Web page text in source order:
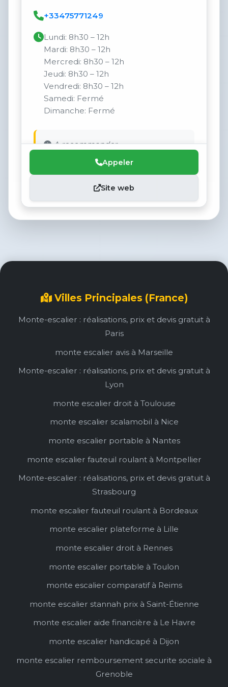
+33475771249
Lundi: 8h30 – 12h
Mardi: 8h30 – 12h
Mercredi: 8h30 – 12h
Jeudi: 8h30 – 12h
Vendredi: 8h30 – 12h
Samedi: Fermé
Dimanche: Fermé
A recommander
Appeler
Site web
Villes Principales (France)
Monte-escalier : réalisations, prix et devis gratuit à
Paris
monte escalier avis à Marseille
Monte-escalier : réalisations, prix et devis gratuit à
Lyon
monte escalier droit à Toulouse
monte escalier scalamobil à Nice
monte escalier portable à Nantes
monte escalier fauteuil roulant à Montpellier
Monte-escalier : réalisations, prix et devis gratuit à
Strasbourg
monte escalier fauteuil roulant à Bordeaux
monte escalier plateforme à Lille
monte escalier droit à Rennes
monte escalier portable à Toulon
monte escalier comparatif à Reims
monte escalier stannah prix à Saint-Étienne
monte escalier aide financière à Le Havre
monte escalier handicapé à Dijon
monte escalier remboursement securite sociale à
Grenoble